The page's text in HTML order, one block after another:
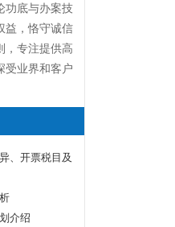
功底与办案技
益，恪守诚信
，专注提供高
受业界和客户
、开票税目及
介绍